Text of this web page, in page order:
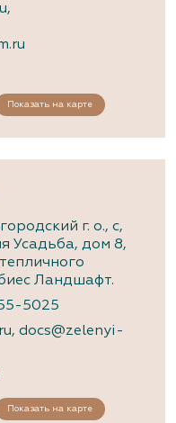
,
Показать на карте
г. о., с,
Усадьба, дом 8,
Ландшафт.
5025
, docs@zelenyi-
Показать на карте